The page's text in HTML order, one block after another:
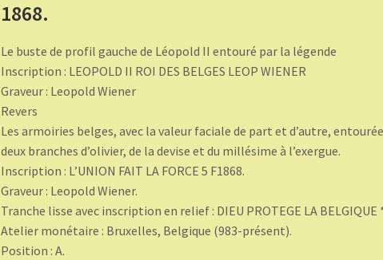
1868.
Le buste de profil gauche de Léopold II entouré par la légende
Inscription : LEOPOLD II ROI DES BELGES LEOP WIENER
Graveur : Leopold Wiener
Revers
Les armoiries belges, avec la valeur faciale de part et d’autre,
deux branches d’olivier, de la devise et du millésime à l’exergue.
Inscription : L’UNION FAIT LA FORCE 5 F1868.
Graveur : Leopold Wiener.
Tranche lisse avec inscription en relief : DIEU PROTEGE LA BELGIQUE
Atelier monétaire : Bruxelles, Belgique (983-présent).
Position : A.